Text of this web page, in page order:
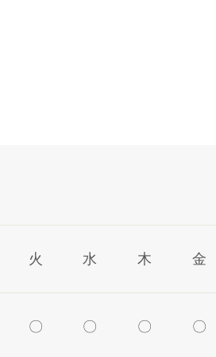
火 水 木 金
〇 〇 〇 〇